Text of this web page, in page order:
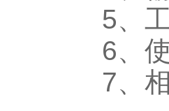
5、
6、
7、